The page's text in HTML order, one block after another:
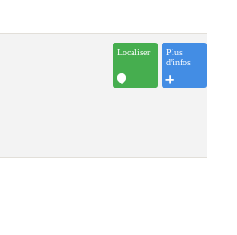
Plus
d'infos
Localiser